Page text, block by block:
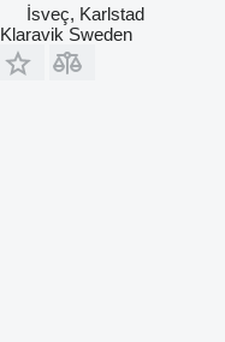
İsveç, Karlstad
Klaravik Sweden